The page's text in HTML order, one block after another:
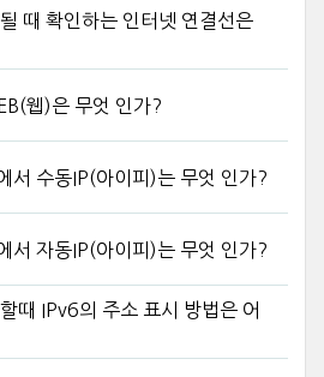
때 확인하는 인터넷 연결선은
웹)은 무엇 인가?
서 수동IP(아이피)는 무엇 인가?
서 자동IP(아이피)는 무엇 인가?
때 IPv6의 주소 표시 방법은 어